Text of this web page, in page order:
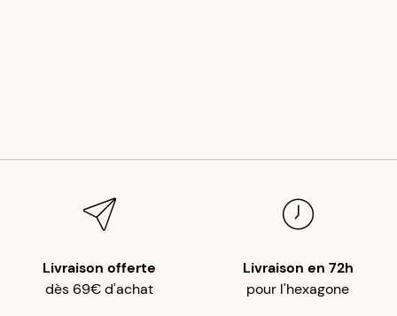
Livraison offerte
dès 69€ d'achat
Livraison en 72h
pour l'hexagone